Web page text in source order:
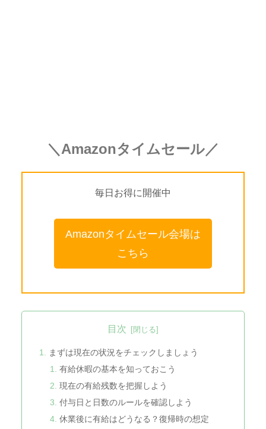
＼Amazonタイムセール／
毎日お得に開催中
Amazonタイムセール会場は
こちら
目次
まずは現在の状況をチェックしましょう
有給休暇の基本を知っておこう
現在の有給残数を把握しよう
付与日と日数のルールを確認しよう
休業後に有給はどうなる？復帰時の想定